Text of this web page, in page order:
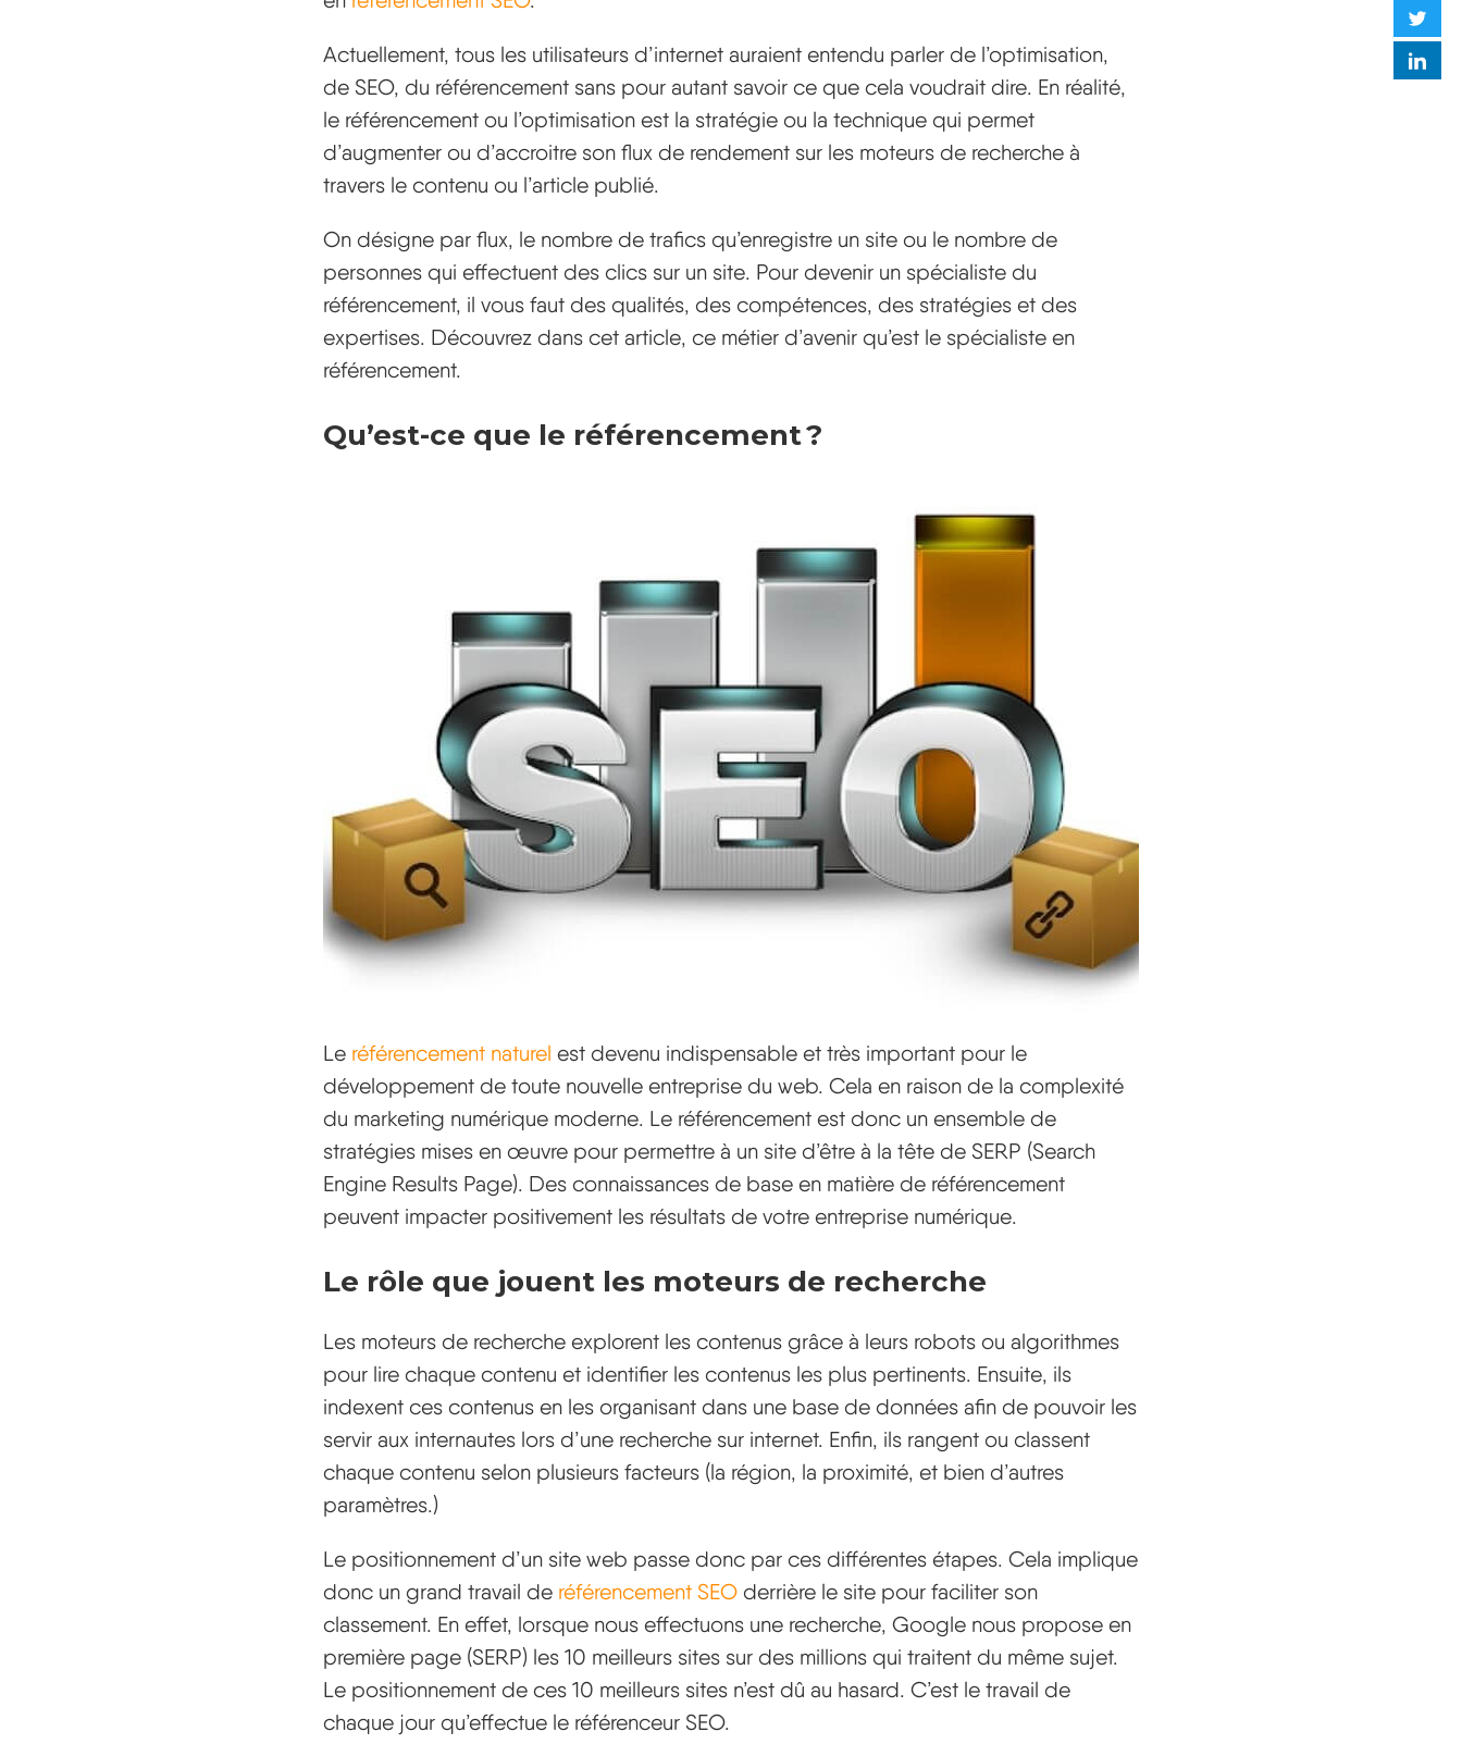
Actuellement, tous les utilisateurs d’internet auraient entendu parler de l’optimisation,
de SEO, du référencement sans pour autant savoir ce que cela voudrait dire. En réalité,
le référencement ou l’optimisation est la stratégie ou la technique qui permet
d’augmenter ou d’accroitre son flux de rendement sur les moteurs de recherche à
travers le contenu ou l’article publié.
On désigne par flux, le nombre de trafics qu’enregistre un site ou le nombre de
personnes qui effectuent des clics sur un site. Pour devenir un spécialiste du
référencement, il vous faut des qualités, des compétences, des stratégies et des
expertises. Découvrez dans cet article, ce métier d’avenir qu’est le spécialiste en
référencement.
Qu’est-ce que le référencement ?
Le référencement naturel est devenu indispensable et très important pour le
développement de toute nouvelle entreprise du web. Cela en raison de la complexité
du marketing numérique moderne. Le référencement est donc un ensemble de
stratégies mises en œuvre pour permettre à un site d’être à la tête de SERP (Search
Engine Results Page). Des connaissances de base en matière de référencement
peuvent impacter positivement les résultats de votre entreprise numérique.
Le rôle que jouent les moteurs de recherche
Les moteurs de recherche explorent les contenus grâce à leurs robots ou algorithmes
pour lire chaque contenu et identifier les contenus les plus pertinents. Ensuite, ils
indexent ces contenus en les organisant dans une base de données afin de pouvoir les
servir aux internautes lors d’une recherche sur internet. Enfin, ils rangent ou classent
chaque contenu selon plusieurs facteurs (la région, la proximité, et bien d’autres
paramètres.)
Le positionnement d’un site web passe donc par ces différentes étapes. Cela implique
donc un grand travail de référencement SEO derrière le site pour faciliter son
classement. En effet, lorsque nous effectuons une recherche, Google nous propose en
première page (SERP) les 10 meilleurs sites sur des millions qui traitent du même sujet.
Le positionnement de ces 10 meilleurs sites n’est dû au hasard. C’est le travail de
chaque jour qu’effectue le référenceur SEO.